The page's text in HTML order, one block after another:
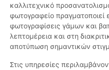
καλλιτεχνικό
φωτογραφείο πραγματοποιεί
φωτογραφίσεις γάμων και
λεπτομέρεια και στη
αποτύπωση σημαντικών
Στις υπηρεσίες